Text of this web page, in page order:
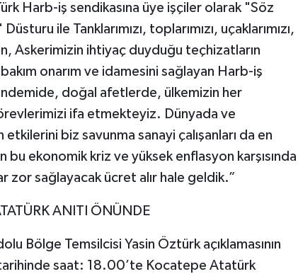
Harb-iş sendikasına üye işçiler olarak "Söz
ile Tanklarımızı, toplarımızı, uçaklarımızı,
Askerimizin ihtiyaç duyduğu teçhizatların
onarım ve idamesini sağlayan Harb-iş
doğal afetlerde, ülkemizin her
ifa etmekteyiz. Dünyada ve
biz savunma sanayi çalışanları da en
bu ekonomik kriz ve yüksek enflasyon karşısında
zor sağlayacak ücret alır hale geldik.”
ANITI ÖNÜNDE
Bölge Temsilcisi Yasin Öztürk açıklamasının
saat: 18.00’te Kocatepe Atatürk